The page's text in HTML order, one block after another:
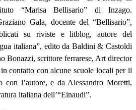
“Marisa Bellisario” di Inzago.
Gala, docente del “Bellisario”,
su riviste e litblog, autore del
italiana”, edito da Baldini & Castoldi
Bonazzi, scrittore ferrarese, Art director
contatto con alcune scuole locali per il
con l’autore, e da Alessandro Moretti,
italiana dell’“Einaudi”.